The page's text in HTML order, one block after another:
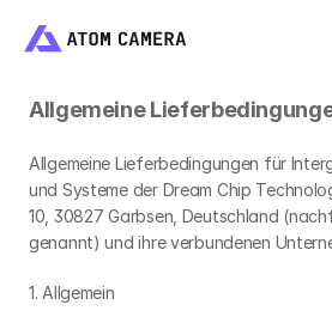
Allgemeine
Allgemeine Lieferbedingungen für
und Systeme der Dream Chip
10, 30827 Garbsen, Deutschland
genannt) und ihre verbundenen
1. Allgemein